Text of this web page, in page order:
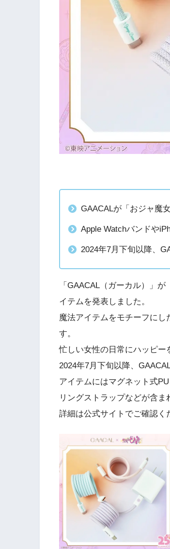
GAACALが「おジャ魔
Apple Watchバンドや
2024年7月下旬以降、
「GAACAL（ガーカル）」
イテムを発表しました。
魔法アイテムをモチーフに
す。
忙しい女性の日常にハッピー
2024年7月下旬以降、
アイテムにはマグネット式
リングストラップなどが含ま
詳細は公式サイトでご確認く